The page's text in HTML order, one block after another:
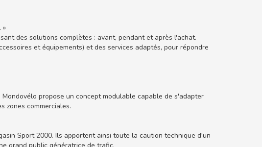
»
des solutions complètes : avant, pendant et après l'achat.
et équipements) et des services adaptés, pour répondre
propose un concept modulable capable de s'adapter
zones commerciales.
Sport 2000. Ils apportent ainsi toute la caution technique d'un
grand public génératrice de trafic.